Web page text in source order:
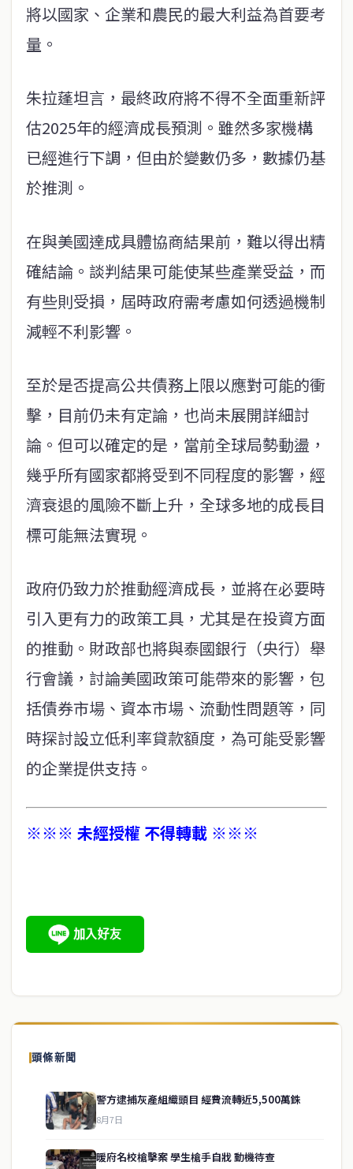
將以國家、企業和農民的最大利益為首要考
量。
朱拉蓬坦言，最終政府將不得不全面重新評
估2025年的經濟成長預測。雖然多家機構
已經進行下調，但由於變數仍多，數據仍基
於推測。
在與美國達成具體協商結果前，難以得出精
確結論。談判結果可能使某些產業受益，而
有些則受損，屆時政府需考慮如何透過機制
減輕不利影響。
至於是否提高公共債務上限以應對可能的衝
擊，目前仍未有定論，也尚未展開詳細討
論。但可以確定的是，當前全球局勢動盪，
幾乎所有國家都將受到不同程度的影響，經
濟衰退的風險不斷上升，全球多地的成長目
標可能無法實現。
政府仍致力於推動經濟成長，並將在必要時
引入更有力的政策工具，尤其是在投資方面
的推動。財政部也將與泰國銀行（央行）舉
行會議，討論美國政策可能帶來的影響，包
括債券市場、資本市場、流動性問題等，同
時探討設立低利率貸款額度，為可能受影響
的企業提供支持。
※※※ 未經授權 不得轉載 ※※※
頭條新聞
警方逮捕灰產組織頭目 經費流轉近5,500萬銖
8月7日
暖府名校槍擊案 學生槍手自戕 動機待查